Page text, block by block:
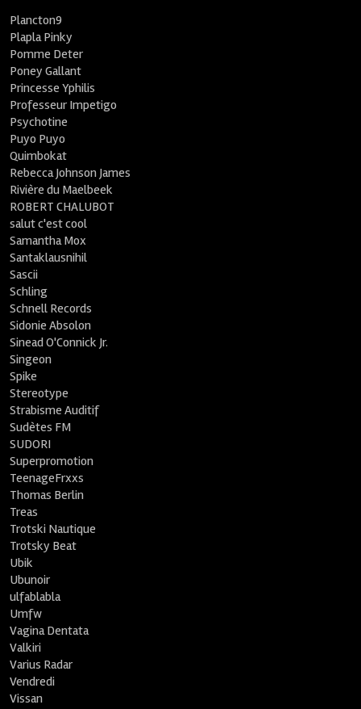
Plancton9
Plapla Pinky
Pomme Deter
Poney Gallant
Princesse Yphilis
Professeur Impetigo
Psychotine
Puyo Puyo
Quimbokat
Rebecca Johnson James
Rivière du Maelbeek
ROBERT CHALUBOT
salut c'est cool
Samantha Mox
Santaklausnihil
Sascii
Schling
Schnell Records
Sidonie Absolon
Sinead O'Connick Jr.
Singeon
Spike
Stereotype
Strabisme Auditif
Sudètes FM
SUDORI
Superpromotion
TeenageFrxxs
Thomas Berlin
Treas
Trotski Nautique
Trotsky Beat
Ubik
Ubunoir
ulfablabla
Umfw
Vagina Dentata
Valkiri
Varius Radar
Vendredi
Vissan